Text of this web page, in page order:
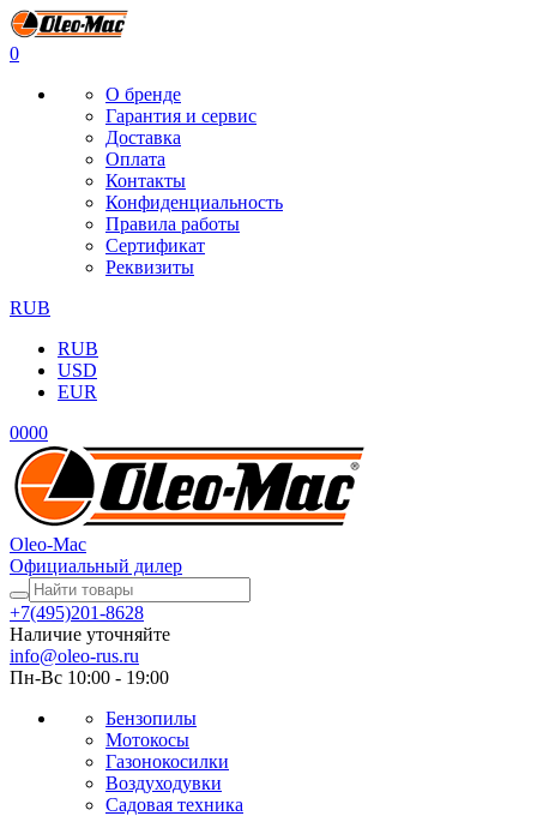
0
О бренде
Гарантия и сервис
Доставка
Оплата
Контакты
Конфиденциальность
Правила работы
Сертификат
Реквизиты
RUB
RUB
USD
EUR
0000
Oleo-Mac
Официальный дилер
+7(495)201-8628
Наличие уточняйте
info@oleo-rus.ru
Пн-Вс 10:00 - 19:00
Бензопилы
Мотокосы
Газонокосилки
Воздуходувки
Садовая техника